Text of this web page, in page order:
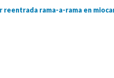
reentrada rama-a-rama en